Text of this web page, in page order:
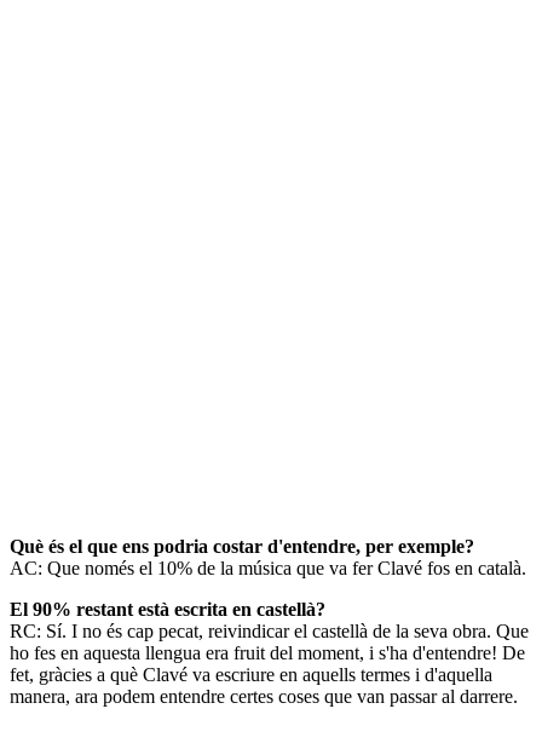
Què és el que ens podria costar d'entendre, per exemple?
AC: Que només el 10% de la música que va fer Clavé fos en català.
El 90% restant està escrita en castellà?
RC: Sí. I no és cap pecat, reivindicar el castellà de la seva obra. Que
ho fes en aquesta llengua era fruit del moment, i s'ha d'entendre! De
fet, gràcies a què Clavé va escriure en aquells termes i d'aquella
manera, ara podem entendre certes coses que van passar al darrere.